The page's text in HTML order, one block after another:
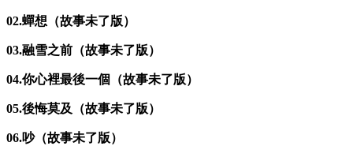
02.蟬想（故事未了版）
03.融雪之前（故事未了版）
04.你心裡最後一個（故事未了版）
05.後悔莫及（故事未了版）
06.吵（故事未了版）